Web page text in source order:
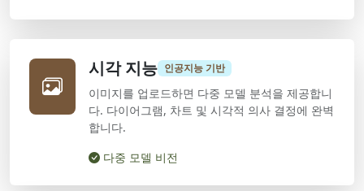
시각 지능 인공지능 기반
이미지를 업로드하면 다중 모델 분석을 제공합니
다. 다이어그램, 차트 및 시각적 의사 결정에 완벽
합니다.
다중 모델 비전